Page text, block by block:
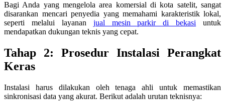
Bagi Anda yang mengelola area komersial di kota satelit, sangat
disarankan mencari penyedia yang memahami karakteristik lokal,
seperti melalui layanan jual mesin parkir di bekasi untuk
mendapatkan dukungan teknis yang cepat.
Tahap 2: Prosedur Instalasi Perangkat
Keras
Instalasi harus dilakukan oleh tenaga ahli untuk memastikan
sinkronisasi data yang akurat. Berikut adalah urutan teknisnya: